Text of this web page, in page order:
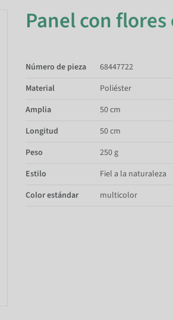
Panel con
Número de pieza
68447722
Material
Poliéster
Amplia
50 cm
Longitud
50 cm
Peso
250 g
Estilo
Fiel a la naturaleza
Color estándar
multicolor